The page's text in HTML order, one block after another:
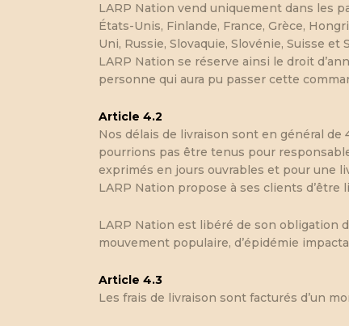
LARP Nation vend uniquement dans les
États-Unis, Finlande, France, Grèce,
Uni, Russie, Slovaquie, Slovénie, Suisse et
LARP Nation se réserve ainsi le droit
personne qui aura pu passer cette
Article 4.2
Nos délais de livraison sont en général
pourrions pas être tenus pour
exprimés en jours ouvrables et pour une
LARP Nation propose à ses clients
LARP Nation est libéré de son obligation
mouvement populaire, d’épidémie
Article 4.3
Les frais de livraison sont facturés d’un